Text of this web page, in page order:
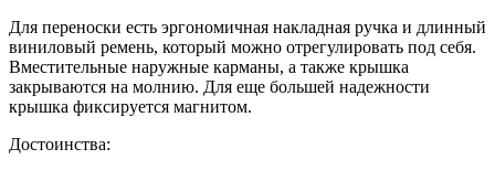
Для переноски есть эргономичная накладная ручка и длинный
виниловый ремень, который можно отрегулировать под себя.
Вместительные наружные карманы, а также крышка
закрываются на молнию. Для еще большей надежности
крышка фиксируется магнитом.
Достоинства: